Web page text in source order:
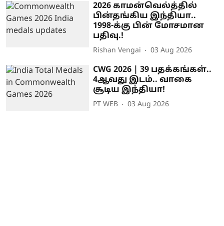
2026 காமன்வெல்த்தில்
பின்தங்கிய இந்தியா..
1998-க்கு பின் மோசமான
பதிவு.!
Rishan Vengai 03 Aug 2026
CWG 2026 | 39 பதக்கங்கள்..
4ஆவது இடம்.. வாகை
சூடிய இந்தியா!
PT WEB 03 Aug 2026